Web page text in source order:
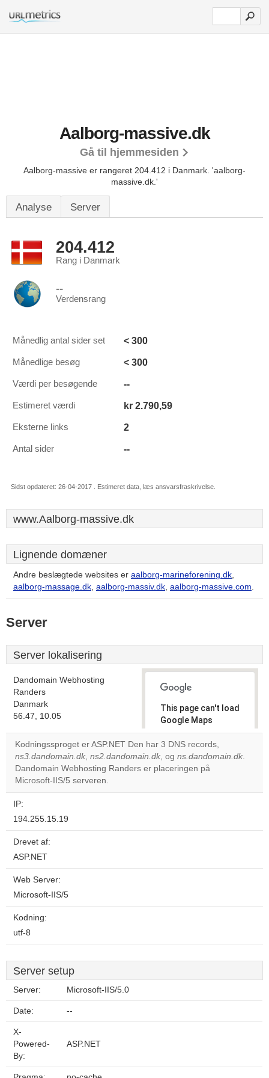
Aalborg-massive.dk
Gå til hjemmesiden
Aalborg-massive er rangeret 204.412 i Danmark. 'aalborg-
massive.dk.'
Analyse Server
204.412
Rang i Danmark
--
Verdensrang
Månedlig antal sider set < 300
Månedlige besøg < 300
Værdi per besøgende --
Estimeret værdi kr 2.790,59
Eksterne links 2
Antal sider --
Sidst opdateret: 26-04-2017 . Estimeret data, læs ansvarsfraskrivelse.
www.Aalborg-massive.dk
Lignende domæner
Andre beslægtede websites er aalborg-marineforening.dk,
aalborg-massage.dk, aalborg-massiv.dk, aalborg-massive.com.
Server
Server lokalisering
Dandomain Webhosting
Randers
Danmark
56.47, 10.05
This page can't load
Google Maps
correctly.
Do you
own this
Kodningssproget er ASP.NET Den har 3 DNS records,
ns3.dandomain.dk, ns2.dandomain.dk, og ns.dandomain.dk.
Dandomain Webhosting Randers er placeringen på
Microsoft-IIS/5 serveren.
IP:
194.255.15.19
Drevet af:
ASP.NET
Web Server:
Microsoft-IIS/5
Kodning:
utf-8
Server setup
Server: Microsoft-IIS/5.0
Date: --
X-
Powered-
By:
ASP.NET